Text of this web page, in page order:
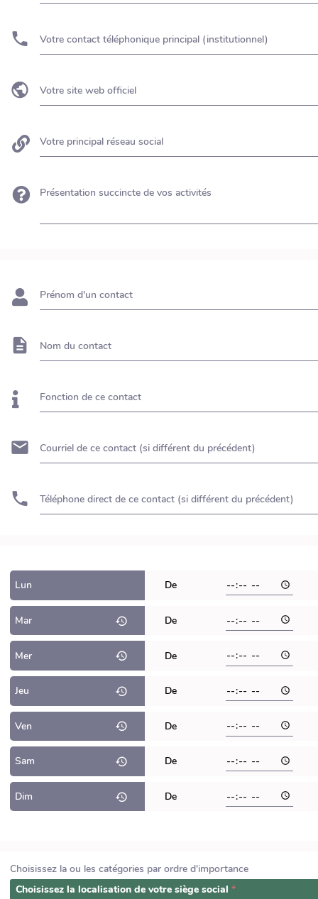
Votre contact téléphonique principal (institutionnel)
Votre site web officiel
Votre principal réseau social
Présentation succincte de vos activités
Prénom d'un contact
Nom du contact
Fonction de ce contact
Courriel de ce contact (si différent du précédent)
Téléphone direct de ce contact (si différent du précédent)
Lun De
Mar De
Mer De
Jeu De
Ven De
Sam De
Dim De
Choisissez la ou les catégories par ordre d'importance
Choisissez la localisation de votre siège social